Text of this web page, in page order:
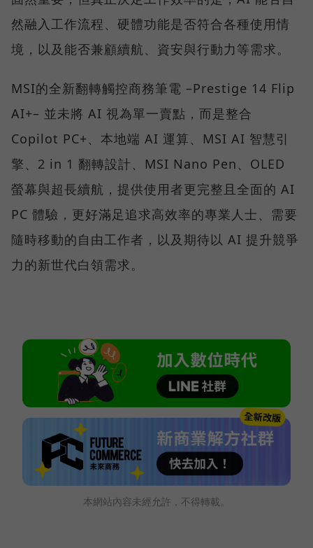
然融入工作流程、硬體功能是否符合各種使用情
境，以及能否兼顧續航、資安與行動力等需求。
MSI的全新翻轉觸控商務筆電 –Prestige 14 Flip
AI+– 並未將 AI 視為單一賣點，而是整合
Copilot PC+、本地端 AI 運算、MSI AI 智慧引
擎、2 in 1 翻轉設計、MSI Nano Pen、OLED
螢幕與超長續航，提供使用者更完整且全面的 AI
PC 體驗，更好滿足追求高效率的專業人士、需要
隨時移動的自由工作者，以及期待以 AI 提升競爭
力的新世代白領需求。
本網站內容未經允許，不得轉載。